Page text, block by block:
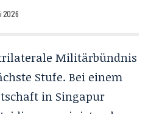
2026
Militärbündnis
Stufe. Bei einem
in Singapur